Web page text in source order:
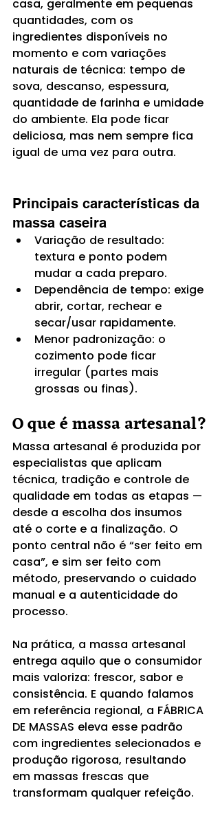
casa, geralmente em pequenas
quantidades, com os
ingredientes disponíveis no
momento e com variações
naturais de técnica: tempo de
sova, descanso, espessura,
quantidade de farinha e umidade
do ambiente. Ela pode ficar
deliciosa, mas nem sempre fica
igual de uma vez para outra.
Principais características da
massa caseira
Variação de resultado:
textura e ponto podem
mudar a cada preparo.
Dependência de tempo: exige
abrir, cortar, rechear e
secar/usar rapidamente.
Menor padronização: o
cozimento pode ficar
irregular (partes mais
grossas ou finas).
O que é massa artesanal?
Massa artesanal é produzida por
especialistas que aplicam
técnica, tradição e controle de
qualidade em todas as etapas —
desde a escolha dos insumos
até o corte e a finalização. O
ponto central não é “ser feito em
casa”, e sim ser feito com
método, preservando o cuidado
manual e a autenticidade do
processo.
Na prática, a massa artesanal
entrega aquilo que o consumidor
mais valoriza: frescor, sabor e
consistência. E quando falamos
em referência regional, a FÁBRICA
DE MASSAS eleva esse padrão
com ingredientes selecionados e
produção rigorosa, resultando
em massas frescas que
transformam qualquer refeição.